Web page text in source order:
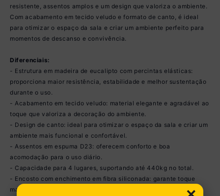
resistente, assentos amplos e um design que valoriza o ambiente.
Com acabamento em tecido veludo e formato de canto, é ideal
para otimizar o espaço da sala e criar um ambiente perfeito para
momentos de descanso e convivência.
Diferenciais:
- Estrutura em madeira de eucalipto com percintas elásticas:
proporciona maior resistência, estabilidade e melhor sustentação
durante o uso.
- Acabamento em tecido veludo: material elegante e agradável ao
toque que valoriza a decoração do ambiente.
- Design de canto: ideal para otimizar o espaço da sala e criar um
ambiente mais funcional e confortável.
- Assentos em espuma D23: oferecem conforto e boa
acomodação para o uso diário.
- Capacidade para 4 lugares, suportando até 440kg no total.
- Encosto com enchimento em fibra siliconada: garante toque
macio e maior aconchego ao apoiar as costas.